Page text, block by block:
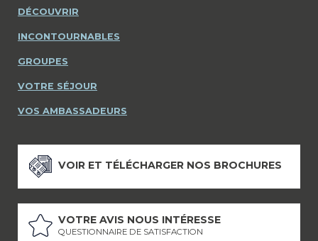
DÉCOUVRIR
INCONTOURNABLES
GROUPES
VOTRE SÉJOUR
VOS AMBASSADEURS
VOIR ET TÉLÉCHARGER NOS BROCHURES
VOTRE AVIS NOUS INTÉRESSE
QUESTIONNAIRE DE SATISFACTION